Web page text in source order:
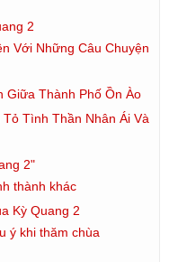
2
Với Những Câu Chuyện
Giữa Thành Phố Ồn Ào
Tình Thần Nhân Ái Và
2"
thành khác
Kỳ Quang 2
ý khi thăm chùa